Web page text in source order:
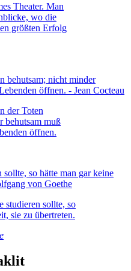
Theater. Man
wo die
größten Erfolg
der Toten
behutsam muß
öffnen.
studieren sollte, so
sie zu übertreten.